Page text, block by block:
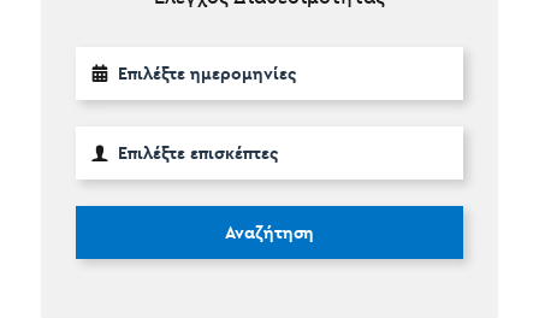
Αναζήτηση